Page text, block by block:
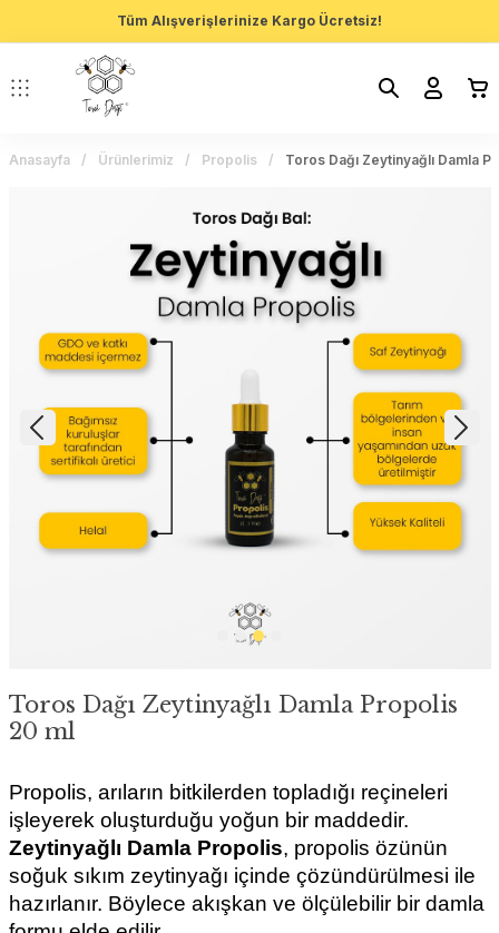
Tüm Alışverişlerinize Kargo Ücretsiz!
Anasayfa Ürünlerimiz Propolis Toros Dağı Zeytinyağlı Damla
Toros Dağı Zeytinyağlı Damla Propolis
20 ml
Propolis, arıların bitkilerden topladığı reçineleri
Zeytinyağlı Damla Propolis, propolis özünün
soğuk sıkım zeytinyağı içinde çözündürülmesi ile
hazırlanır. Böylece akışkan ve ölçülebilir bir damla